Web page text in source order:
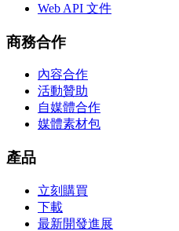
Web API 文件
商務合作
內容合作
活動贊助
自媒體合作
媒體素材包
產品
立刻購買
下載
最新開發進展